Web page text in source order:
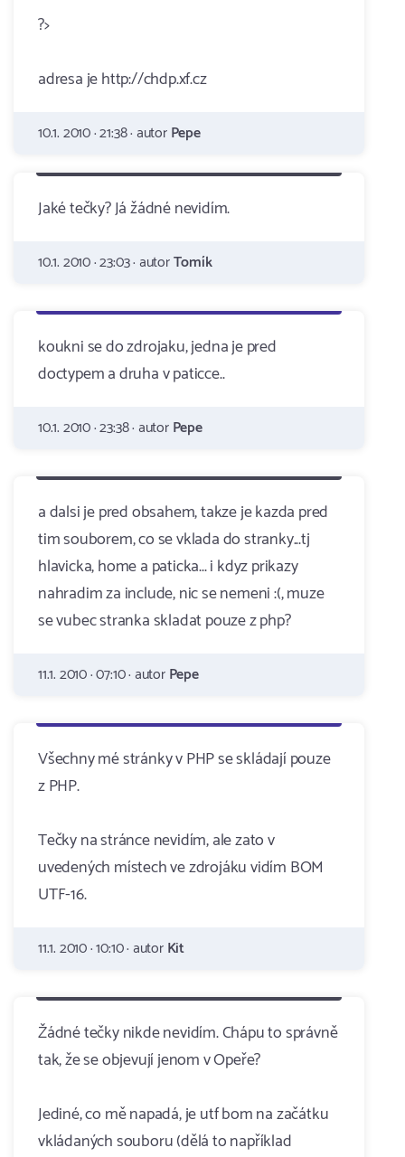
?>
adresa je http://chdp.xf.cz
10.1. 2010 · 21:38 · autorPepe
Jaké tečky? Já žádné nevidím.
10.1. 2010 · 23:03 · autorTomík
koukni se do zdrojaku, jedna je pred
doctypem a druha v paticce..
10.1. 2010 · 23:38 · autorPepe
a dalsi je pred obsahem, takze je kazda pred
tim souborem, co se vklada do stranky...tj
hlavicka, home a paticka... i kdyz prikazy
nahradim za include, nic se nemeni :(, muze
se vubec stranka skladat pouze z php?
11.1. 2010 · 07:10 · autorPepe
Všechny mé stránky v PHP se skládají pouze
z PHP.
Tečky na stránce nevidím, ale zato v
uvedených místech ve zdrojáku vidím BOM
UTF-16.
11.1. 2010 · 10:10 · autorKit
Žádné tečky nikde nevidím. Chápu to správně
tak, že se objevují jenom v Opeře?
Jediné, co mě napadá, je utf bom na začátku
vkládaných souboru (dělá to například